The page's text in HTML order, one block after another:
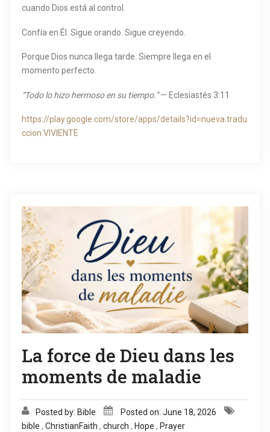
cuando Dios está al control.
Confía en Él. Sigue orando. Sigue creyendo.
Porque Dios nunca llega tarde. Siempre llega en el
momento perfecto.
“Todo lo hizo hermoso en su tiempo.”— Eclesiastés 3:11
https://play.google.com/store/apps/details?id=nueva.tradu
ccion.VIVIENTE
La force de Dieu dans les
moments de maladie
Posted by: Bible
Posted on: June 18, 2026
bible , ChristianFaith , church , Hope , Prayer